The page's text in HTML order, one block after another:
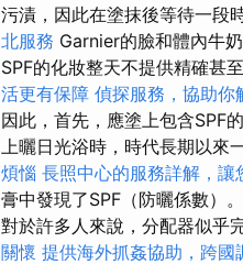
污漬，因此在塗抹後等待一段
北服務 Garnier的臉和體內牛
SPF的化妝整天不提供精確甚
活更有保障 偵探服務，協助你
因此，首先，應塗上包含SPF
上曬日光浴時，時代長期以來
煩惱 長照中心的服務詳解，讓
膏中發現了SPF（防曬係數）
對於許多人來說，分配器似乎
關懷 提供海外抓姦協助，跨國